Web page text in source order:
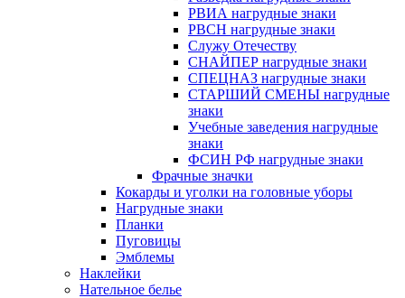
РВИА нагрудные знаки
РВСН нагрудные знаки
Служу Отечеству
СНАЙПЕР нагрудные знаки
СПЕЦНАЗ нагрудные знаки
СТАРШИЙ СМЕНЫ нагрудные
знаки
Учебные заведения нагрудные
знаки
ФСИН РФ нагрудные знаки
Фрачные значки
Кокарды и уголки на головные уборы
Нагрудные знаки
Планки
Пуговицы
Эмблемы
Наклейки
Нательное белье